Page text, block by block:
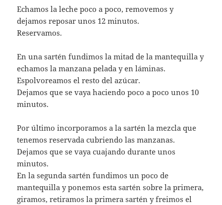
Echamos la leche poco a poco, removemos y
dejamos reposar unos 12 minutos.
Reservamos.
En una sartén fundimos la mitad de la mantequilla y
echamos la manzana pelada y en láminas.
Espolvoreamos el resto del azúcar.
Dejamos que se vaya haciendo poco a poco unos 10
minutos.
Por último incorporamos a la sartén la mezcla que
tenemos reservada cubriendo las manzanas.
Dejamos que se vaya cuajando durante unos
minutos.
En la segunda sartén fundimos un poco de
mantequilla y ponemos esta sartén sobre la primera,
giramos, retiramos la primera sartén y freimos el